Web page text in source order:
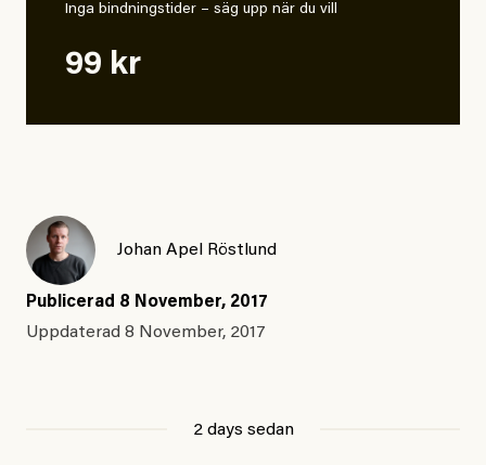
Inga bindningstider – säg upp när du vill
99 kr
Johan Apel Röstlund
Publicerad 8 November, 2017
Uppdaterad 8 November, 2017
2 days sedan